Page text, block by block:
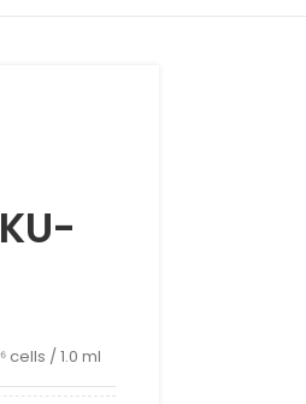
cells / 1.0 ml